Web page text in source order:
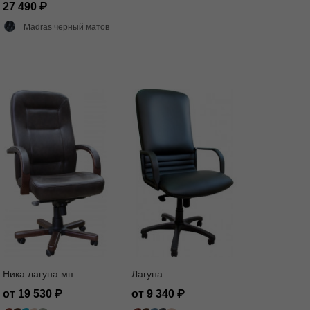
27 490
Madras черный матовый
Ника лагуна мп
от 19 530
Лагуна
от 9 340